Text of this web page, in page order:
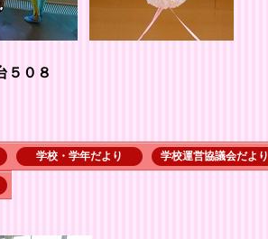
５０８
学校・学年だより 学校運営協議会だより